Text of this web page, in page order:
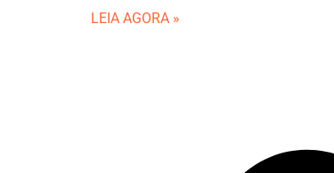
LEIA AGORA »